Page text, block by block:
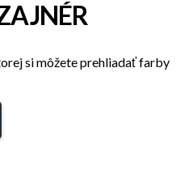
si môžete prehliadať farby